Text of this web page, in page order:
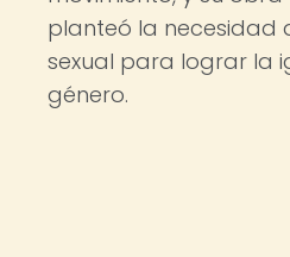
planteó la necesidad
sexual para lograr la
género.